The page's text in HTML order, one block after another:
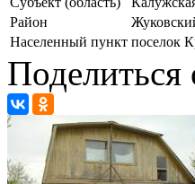
Район
Населенный пункт поселок
Поделиться